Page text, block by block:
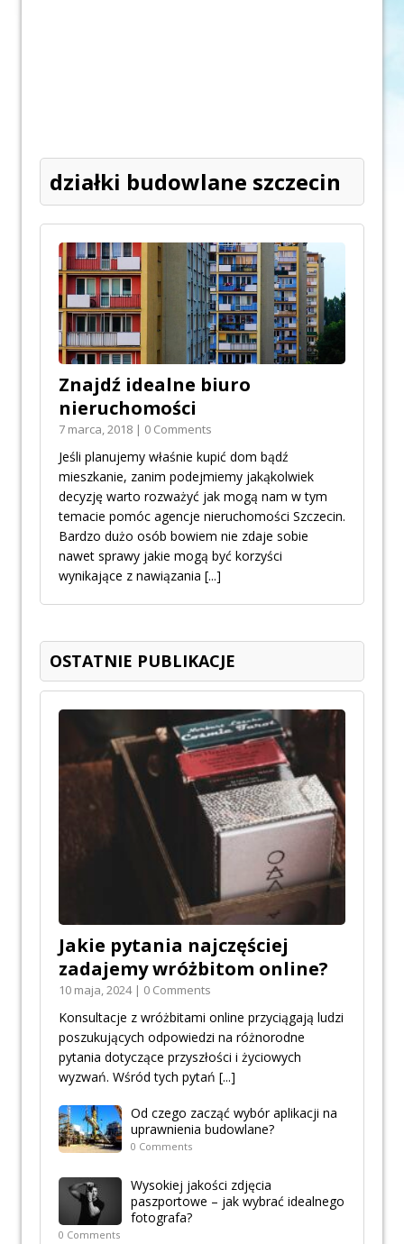
działki budowlane szczecin
Znajdź idealne biuro
nieruchomości
7 marca, 2018 | 0 Comments
Jeśli planujemy właśnie kupić dom bądź
mieszkanie, zanim podejmiemy jakąkolwiek
decyzję warto rozważyć jak mogą nam w tym
temacie pomóc agencje nieruchomości Szczecin.
Bardzo dużo osób bowiem nie zdaje sobie
nawet sprawy jakie mogą być korzyści
wynikające z nawiązania [...]
OSTATNIE PUBLIKACJE
Jakie pytania najczęściej
zadajemy wróżbitom online?
10 maja, 2024 | 0 Comments
Konsultacje z wróżbitami online przyciągają ludzi
poszukujących odpowiedzi na różnorodne
pytania dotyczące przyszłości i życiowych
wyzwań. Wśród tych pytań [...]
Od czego zacząć wybór aplikacji na
uprawnienia budowlane?
0 Comments
Wysokiej jakości zdjęcia
paszportowe – jak wybrać idealnego
fotografa?
0 Comments